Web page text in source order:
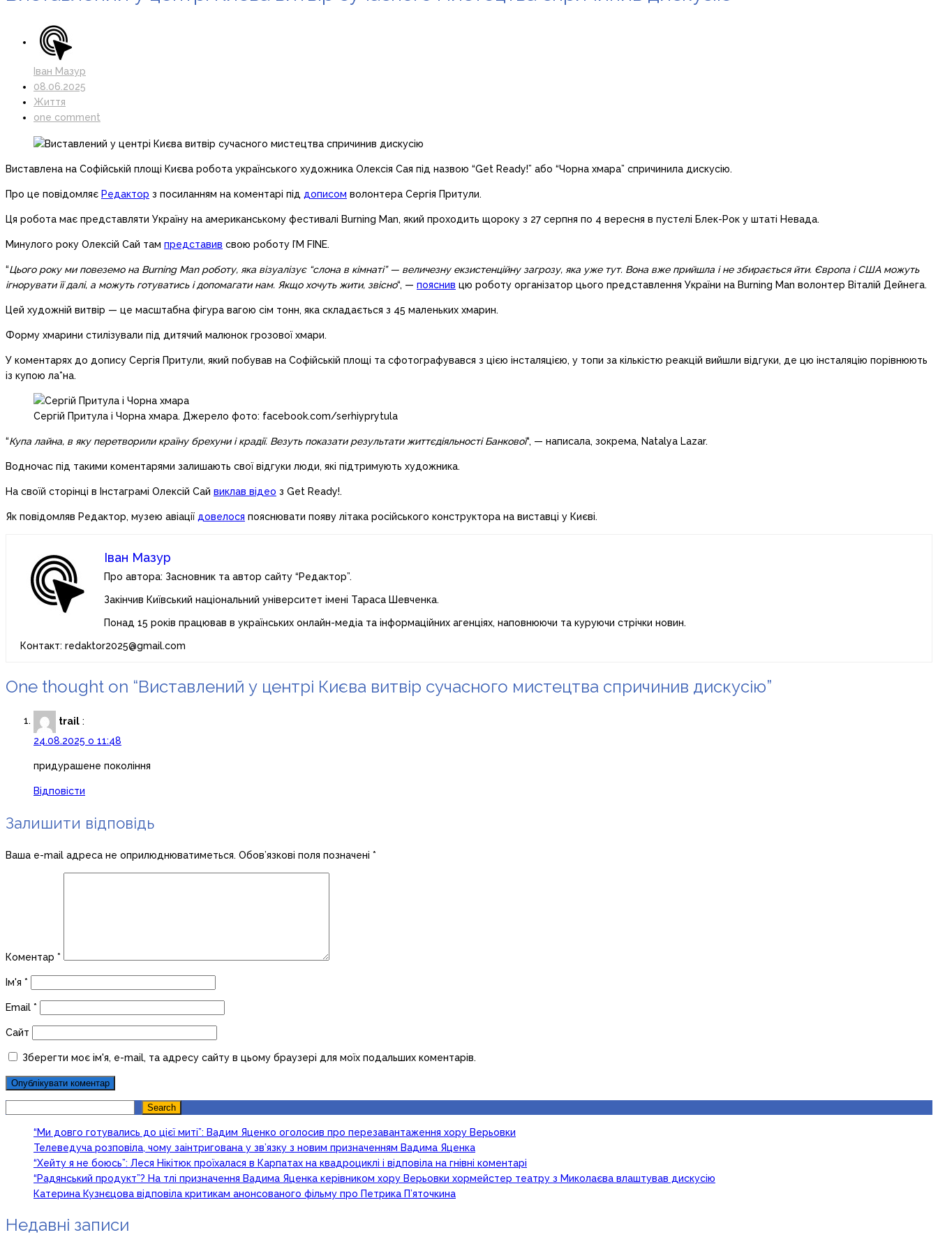
Іван Мазур
08.06.2025
Життя
one comment
Виставлена на Софійській площі Києва робота українського художника Олексія Сая під назвою “Get Ready!” або “Чорна хмара” спричинила дискусію.
Про це повідомляє Редактор з посиланням на коментарі під дописом волонтера Сергія Притули.
Ця робота має представляти Україну на американському фестивалі Burning Man, який проходить щороку з 27 серпня по 4 вересня в пустелі Блек-Рок у штаті Невада.
Минулого року Олексій Сай там представив свою роботу I’M FINE.
“Цього року ми повеземо на Burning Man роботу, яка візуалізує “слона в кімнаті” — величезну екзистенційну загрозу, яка уже тут. Вона вже прийшла і не збирається йти. Європа і США можуть
ігнорувати її далі, а можуть готуватись і допомагати нам. Якщо хочуть жити, звісно“, — пояснив цю роботу організатор цього представлення України на Burning Man волонтер Віталій Дейнега.
Цей художній витвір — це масштабна фігура вагою сім тонн, яка складається з 45 маленьких хмарин.
Форму хмарини стилізували під дитячий малюнок грозової хмари.
У коментарях до допису Сергія Притули, який побував на Софійській площі та сфотографувався з цією інсталяцією, у топи за кількістю реакцій вийшли відгуки, де цю інсталяцію порівнюють
із купою ла*на.
Сергій Притула і Чорна хмара. Джерело фото: facebook.com/serhiyprytula
“Купа лайна, в яку перетворили країну брехуни і крадії. Везуть показати результати життєдіяльності Банкової“, — написала, зокрема, Natalya Lazar.
Водночас під такими коментарями залишають свої відгуки люди, які підтримують художника.
На своїй сторінці в Інстаграмі Олексій Сай виклав відео з Get Ready!.
Як повідомляв Редактор, музею авіації довелося пояснювати появу літака російського конструктора на виставці у Києві.
Іван Мазур
Про автора: Засновник та автор сайту “Редактор”.
Закінчив Київський національний університет імені Тараса Шевченка.
Понад 15 років працював в українських онлайн-медіа та інформаційних агенціях, наповнюючи та куруючи стрічки новин.
Контакт: redaktor2025@gmail.com
One thought on “Виставлений у центрі Києва витвір сучасного мистецтва спричинив дискусію”
trail :
24.08.2025 о 11:48
придурашене покоління
Відповісти
Залишити відповідь
Ваша e-mail адреса не оприлюднюватиметься. Обов’язкові поля позначені *
Коментар *
Ім'я *
Email *
Сайт
Зберегти моє ім'я, e-mail, та адресу сайту в цьому браузері для моїх подальших коментарів.
Search
“Ми довго готувались до цієї миті”: Вадим Яценко оголосив про перезавантаження хору Верьовки
Телеведуча розповіла, чому заінтригована у зв’язку з новим призначенням Вадима Яценка
“Хейту я не боюсь”: Леся Нікітюк проїхалася в Карпатах на квадроциклі і відповіла на гнівні коментарі
“Радянський продукт”? На тлі призначення Вадима Яценка керівником хору Верьовки хормейстер театру з Миколаєва влаштував дискусію
Катерина Кузнєцова відповіла критикам анонсованого фільму про Петрика П’яточкина
Недавні записи